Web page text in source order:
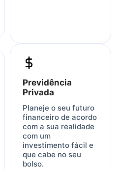
Previdência
Privada
Planeje o seu futuro
financeiro de acordo
com a sua realidade
com um
investimento fácil e
que cabe no seu
bolso.